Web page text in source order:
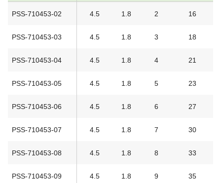
PSS-710453-02 4.5 1.8 2 16
PSS-710453-03 4.5 1.8 3 18
PSS-710453-04 4.5 1.8 4 21
PSS-710453-05 4.5 1.8 5 23
PSS-710453-06 4.5 1.8 6 27
PSS-710453-07 4.5 1.8 7 30
PSS-710453-08 4.5 1.8 8 33
PSS-710453-09 4.5 1.8 9 35